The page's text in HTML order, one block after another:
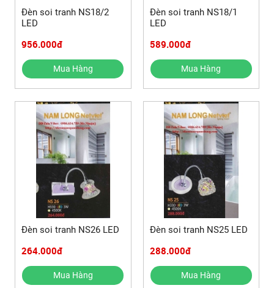
Đèn soi tranh NS18/2
LED
956.000đ
Mua Hàng
Đèn soi tranh NS18/1
LED
589.000đ
Mua Hàng
Đèn soi tranh NS26 LED
264.000đ
Mua Hàng
Đèn soi tranh NS25 LED
288.000đ
Mua Hàng